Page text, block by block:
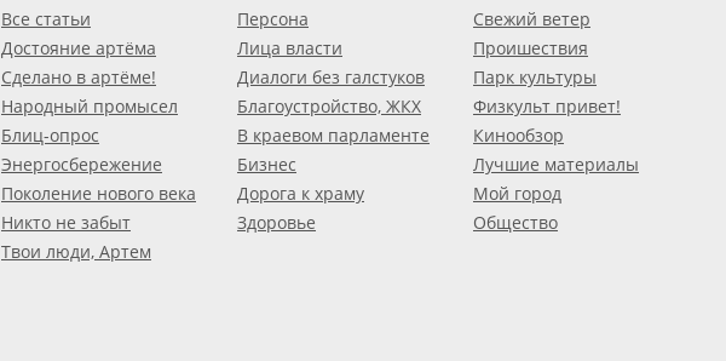
Все статьи
Достояние артёма
Сделано в артёме!
Народный промысел
Блиц-опрос
Энергосбережение
Поколение нового века
Никто не забыт
Твои люди, Артем
Персона
Лица власти
Диалоги без галстуков
Благоустройство, ЖКХ
В краевом парламенте
Бизнес
Дорога к храму
Здоровье
Свежий ветер
Проишествия
Парк культуры
Физкульт привет!
Кинообзор
Лучшие материалы
Мой город
Общество